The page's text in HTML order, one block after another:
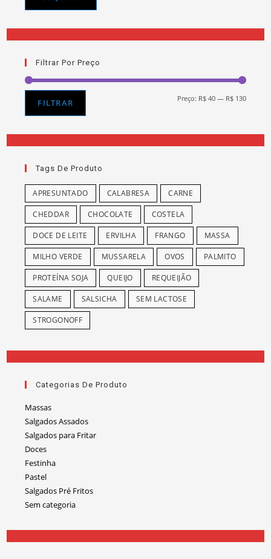
Filtrar Por Preço
Preço
Preço
FILTRAR Preço: R$ 40— R$ 130
Tags De Produto
APRESUNTADO CALABRESA CARNE
CHEDDAR CHOCOLATE COSTELA
DOCE DE LEITE ERVILHA FRANGO MASSA
MILHO VERDE MUSSARELA OVOS PALMITO
PROTEÍNA SOJA QUEIJO REQUEIJÃO
SALAME SALSICHA SEM LACTOSE
STROGONOFF
Categorias De Produto
Massas
Salgados Assados
Salgados para Fritar
Doces
Festinha
Pastel
Salgados Pré Fritos
Sem categoria